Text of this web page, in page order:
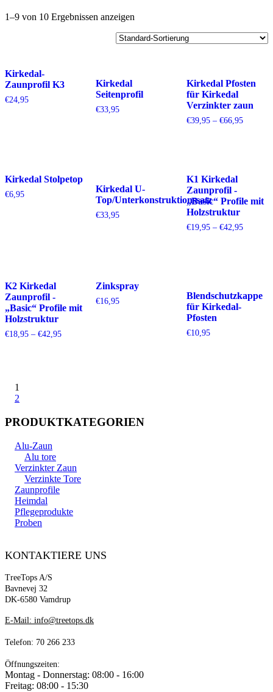
1–9 von 10 Ergebnissen anzeigen
Kirkedal-
Zaunprofil K3
€24,95
Kirkedal
Seitenprofil
€33,95
Kirkedal Pfosten
für Kirkedal
Verzinkter zaun
€39,95 –€66,95
Kirkedal Stolpetop
€6,95
Kirkedal U-
Top/Unterkonstruktionssatz
€33,95
K1 Kirkedal
Zaunprofil -
„Basic“ Profile mit
Holzstruktur
€19,95 –€42,95
K2 Kirkedal
Zaunprofil -
„Basic“ Profile mit
Holzstruktur
€18,95 – €42,95Preisspanne:
Zinkspray
€16,95
Blendschutzkappe
für Kirkedal-
Pfosten
€10,95
1
2
PRODUKTKATEGORIEN
Alu-Zaun
Alu tore
Verzinkter Zaun
Verzinkte Tore
Zaunprofile
Heimdal
Pflegeprodukte
Proben
KONTAKTIERE UNS
TreeTops A/S
Bavnevej 32
DK-6580 Vamdrup
E-Mail: info@treetops.dk
Telefon: 70 266 233
Öffnungszeiten:
Montag - Donnerstag: 08:00 - 16:00
Freitag: 08:00 - 15:30